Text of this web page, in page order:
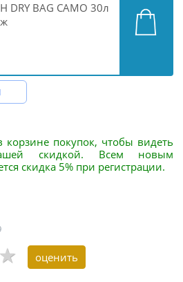
BAG CAMO 30л
корзине покупок, чтобы видеть
скидкой. Всем новым
скидка 5% при регистрации.